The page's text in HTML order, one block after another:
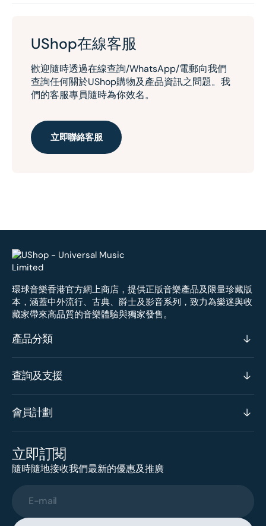
UShop在線客服
歡迎隨時透過在線查詢/WhatsApp/電郵向我們
查詢任何關於UShop購物及產品資訊之問題。我
們的客服專員隨時為你效名。
立即聯絡客服
環球音樂香港官方網上商店，提供正版音樂產品及限量珍藏版
本，涵蓋中外流行、古典、爵士及影音系列，致力為樂迷與收
藏家帶來高品質的音樂體驗與獨家發售。
產品分類
查詢及支援
會員計劃
立即訂閱
隨時隨地接收我們最新的優惠及推廣
E-mail